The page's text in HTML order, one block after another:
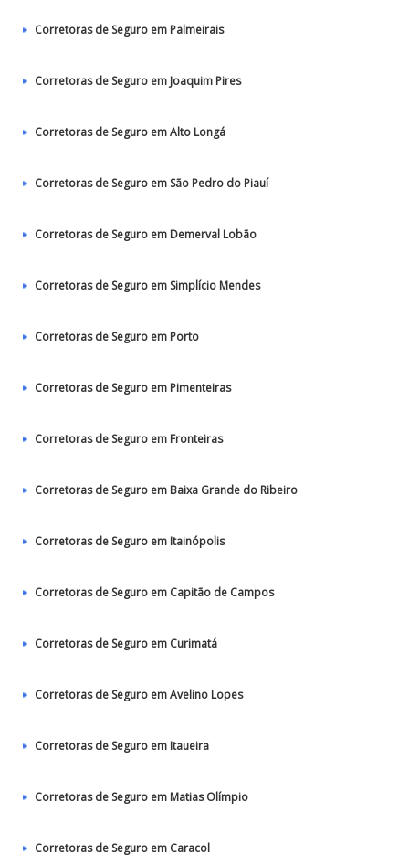
Corretoras de Seguro em Palmeirais
Corretoras de Seguro em Joaquim Pires
Corretoras de Seguro em Alto Longá
Corretoras de Seguro em São Pedro do Piauí
Corretoras de Seguro em Demerval Lobão
Corretoras de Seguro em Simplício Mendes
Corretoras de Seguro em Porto
Corretoras de Seguro em Pimenteiras
Corretoras de Seguro em Fronteiras
Corretoras de Seguro em Baixa Grande do Ribeiro
Corretoras de Seguro em Itainópolis
Corretoras de Seguro em Capitão de Campos
Corretoras de Seguro em Curimatá
Corretoras de Seguro em Avelino Lopes
Corretoras de Seguro em Itaueira
Corretoras de Seguro em Matias Olímpio
Corretoras de Seguro em Caracol